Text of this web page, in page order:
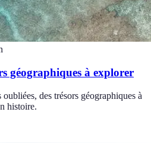
géographiques à explorer
des trésors géographiques à
histoire.